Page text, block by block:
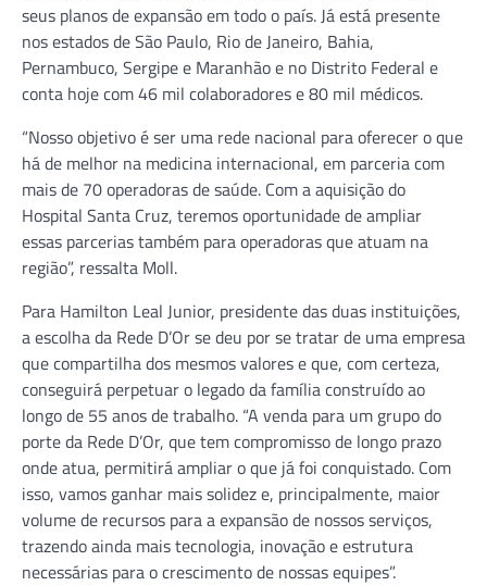
seus planos de expansão em todo o país. Já está presente
nos estados de São Paulo, Rio de Janeiro, Bahia,
Pernambuco, Sergipe e Maranhão e no Distrito Federal e
conta hoje com 46 mil colaboradores e 80 mil médicos.
“Nosso objetivo é ser uma rede nacional para oferecer o que
há de melhor na medicina internacional, em parceria com
mais de 70 operadoras de saúde. Com a aquisição do
Hospital Santa Cruz, teremos oportunidade de ampliar
essas parcerias também para operadoras que atuam na
região”, ressalta Moll.
Para Hamilton Leal Junior, presidente das duas instituições,
a escolha da Rede D’Or se deu por se tratar de uma empresa
que compartilha dos mesmos valores e que, com certeza,
conseguirá perpetuar o legado da família construído ao
longo de 55 anos de trabalho. “A venda para um grupo do
porte da Rede D’Or, que tem compromisso de longo prazo
onde atua, permitirá ampliar o que já foi conquistado. Com
isso, vamos ganhar mais solidez e, principalmente, maior
volume de recursos para a expansão de nossos serviços,
trazendo ainda mais tecnologia, inovação e estrutura
necessárias para o crescimento de nossas equipes”.